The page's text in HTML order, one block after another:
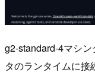
g2-standard-4マシ
タのランタイムに接